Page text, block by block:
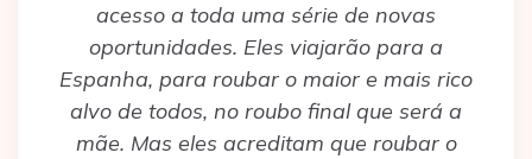
acesso a toda uma série de novas
oportunidades. Eles viajarão para a
Espanha, para roubar o maior e mais rico
alvo de todos, no roubo final que será a
mãe. Mas eles acreditam que roubar o